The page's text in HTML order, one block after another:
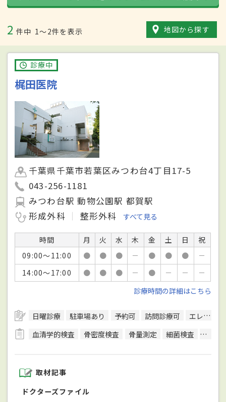
2 件中 1〜2件を表示 地図から探す
診療中
梶田医院
千葉県千葉市若葉区みつわ台4丁目17-5
043-256-1181
みつわ台駅 動物公園駅 都賀駅
形成外科
整形外科 すべて見る
時間 月 火 水 木 金 土 日
祝
09:00～11:00
● ● ● － ● ● ●
－
14:00～17:00
● ● ● － ● － －
－
診療時間の詳細はこちら
日曜診療 駐車場あり 予約可 訪問診療可
エレベーターあり
血清学的検査
骨密度検査 骨量測定 細菌検査 手根
取材記事
ドクターズファイル